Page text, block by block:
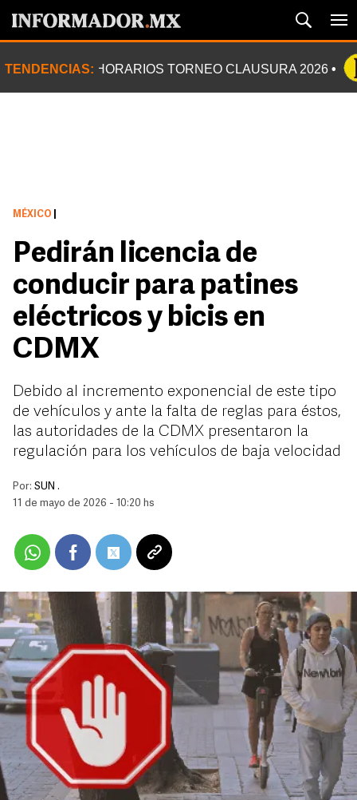
TENDENCIAS: HORARIOS TORNEO CLAUSURA 2026
MÉXICO
Pedirán licencia de
conducir para patines
eléctricos y bicis en
CDMX
Debido al incremento exponencial de este tipo
de vehículos y ante la falta de reglas para éstos,
las autoridades de la CDMX presentaron la
regulación para los vehículos de baja velocidad
Por: SUN .
11 de mayo de 2026 - 10:20 hs